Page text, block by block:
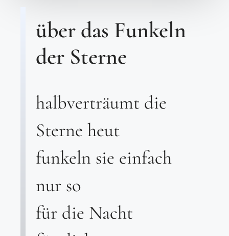
über das Funkeln
der Sterne
halbverträumt die
Sterne heut
funkeln sie einfach
nur so
für die Nacht